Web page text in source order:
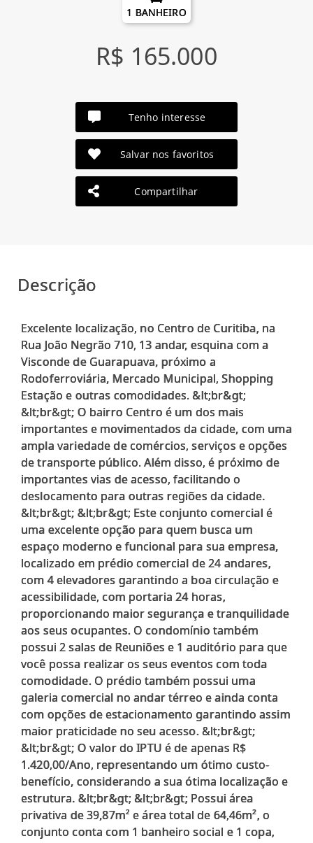
1 BANHEIRO
R$ 165.000
Tenho interesse
Salvar nos favoritos
Compartilhar
Descrição
Excelente localização, no Centro de Curitiba, na
Rua João Negrão 710, 13 andar, esquina com a
Visconde de Guarapuava, próximo a
Rodoferroviária, Mercado Municipal, Shopping
Estação e outras comodidades. &lt;br&gt;
&lt;br&gt; O bairro Centro é um dos mais
importantes e movimentados da cidade, com uma
ampla variedade de comércios, serviços e opções
de transporte público. Além disso, é próximo de
importantes vias de acesso, facilitando o
deslocamento para outras regiões da cidade.
&lt;br&gt; &lt;br&gt; Este conjunto comercial é
uma excelente opção para quem busca um
espaço moderno e funcional para sua empresa,
localizado em prédio comercial de 24 andares,
com 4 elevadores garantindo a boa circulação e
acessibilidade, com portaria 24 horas,
proporcionando maior segurança e tranquilidade
aos seus ocupantes. O condomínio também
possui 2 salas de Reuniões e 1 auditório para que
você possa realizar os seus eventos com toda
comodidade. O prédio também possui uma
galeria comercial no andar térreo e ainda conta
com opções de estacionamento garantindo assim
maior praticidade no seu acesso. &lt;br&gt;
&lt;br&gt; O valor do IPTU é de apenas R$
1.420,00/Ano, representando um ótimo custo-
benefício, considerando a sua ótima localização e
estrutura. &lt;br&gt; &lt;br&gt; Possui área
privativa de 39,87m² e área total de 64,46m², o
conjunto conta com 1 banheiro social e 1 copa,